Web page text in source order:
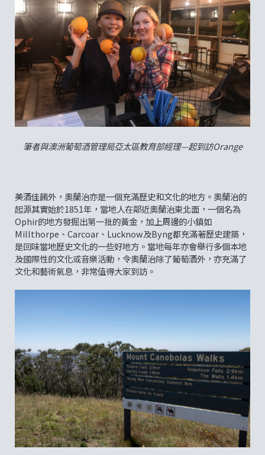
筆者與澳洲葡萄酒管理局亞太區教育部經理—起到訪Orange
美酒佳餚外，奧蘭治亦是一個充滿歷史和文化的地方。奧蘭治的
起源其實始於1851年，當地人在鄰近奧蘭治東北面，一個名為
Ophir的地方發掘出第一批的黃金，加上周邊的小鎮如
Millthorpe、Carcoar、Lucknow及Byng都充滿著歷史建築，
是回味當地歷史文化的一些好地方。當地每年亦會舉行多個本地
及國際性的文化或音樂活動，令奧蘭治除了葡萄酒外，亦充滿了
文化和藝術氣息，非常值得大家到訪。